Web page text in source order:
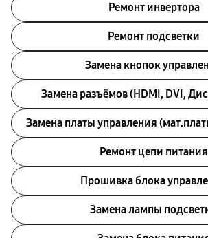
Ремонт инвертора
Ремонт подсветки
Замена кнопок
Замена разъёмов (HDMI, DVI,
Замена платы управления
Ремонт цепи питания
Прошивка блока
Замена лампы